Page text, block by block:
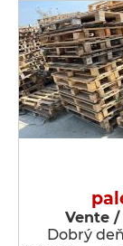
Vente
Dobrý